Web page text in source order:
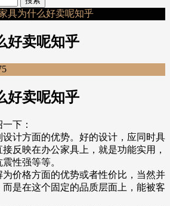
具为什么好卖呢知乎
好卖呢知乎
好卖呢知乎
下：
设计方面的优势。好的设计，应同时具
反映在办公家具上，就是功能实用，
性强等等。
为价格方面的优势或者性价比，当然并
是在这个固定的品质层面上，能被客